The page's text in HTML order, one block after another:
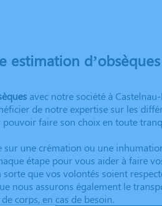
estimation
avec notre société à
de notre expertise sur les
faire son choix en toute
sur une crémation ou une
étape pour vous aider à faire
que vos volontés soient
nous assurons également le
corps, en cas de besoin.